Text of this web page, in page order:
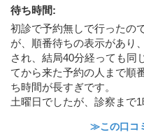
待ち時間:
初診で予約無しで行ったの
が、順番待ちの表示があり
され、結局40分経っても同
てから来た予約の人まで順
ち時間が長すぎです。
土曜日でしたが、診察まで1
≫この口コ